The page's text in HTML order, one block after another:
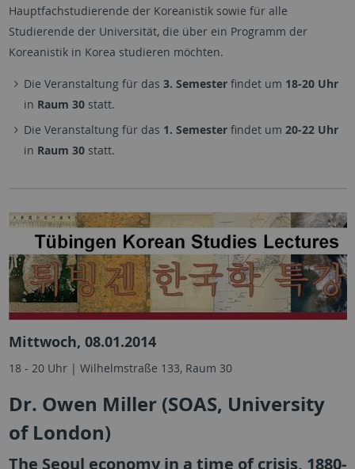
Hauptfachstudierende der Koreanistik sowie für alle
Studierende der Universität, die über ein Programm der
Koreanistik in Korea studieren möchten.
Die Veranstaltung für das 3. Semester findet um 18-20 Uhr
in Raum 30 statt.
Die Veranstaltung für das 1. Semester findet um20-22 Uhr
in Raum 30 statt.
Mittwoch, 08.01.2014
18 - 20 Uhr | Wilhelmstraße 133, Raum 30
Dr. Owen Miller (SOAS, University
of London)
The Seoul economy in a time of crisis, 1880-